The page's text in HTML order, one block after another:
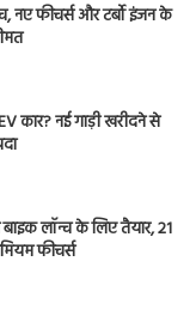
नए फीचर्स और टर्बो इंजन के
कार? नई गाड़ी खरीदने से
लॉन्च के लिए तैयार, 21
फीचर्स